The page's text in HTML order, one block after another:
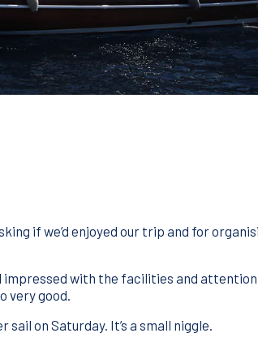
if we’d enjoyed our trip and for
impressed with the facilities and
very good.
on Saturday. It’s a small niggle.